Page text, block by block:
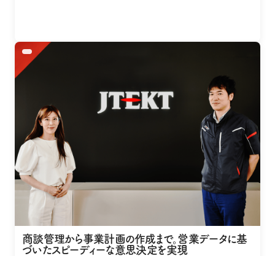
商談管理から事業計画の作成まで。営業データに基
づいたスピーディーな意思決定を実現